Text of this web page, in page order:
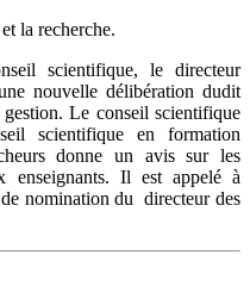
la recherche.
scientifique, le directeur
nouvelle délibération dudit
Le conseil scientifique
scientifique en formation
donne un avis sur les
enseignants. Il est appelé à
nomination du directeur des